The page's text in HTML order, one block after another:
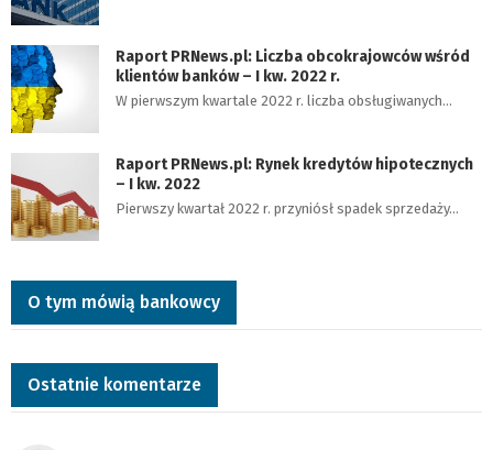
Raport PRNews.pl: Liczba obcokrajowców wśród
klientów banków – I kw. 2022 r.
W pierwszym kwartale 2022 r. liczba obsługiwanych…
Raport PRNews.pl: Rynek kredytów hipotecznych
– I kw. 2022
Pierwszy kwartał 2022 r. przyniósł spadek sprzedaży…
O tym mówią bankowcy
Ostatnie komentarze